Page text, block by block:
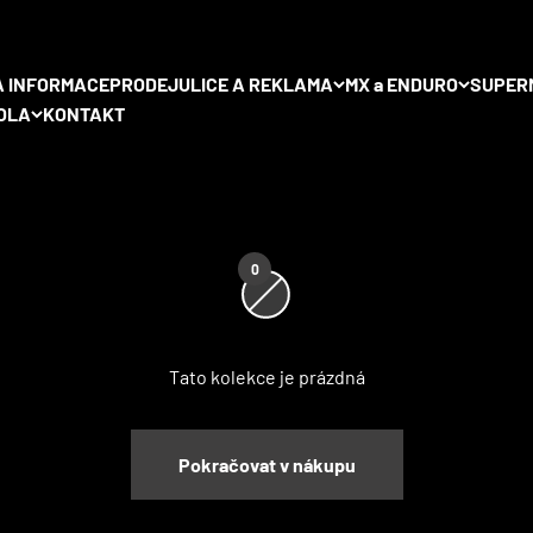
INFORMACEPRODEJULICE A REKLAMA MX a ENDURO
KONTAKT
kola. Zde najdete kompletní
0
Tato kolekce je prázdná
Pokračovat v nákupu